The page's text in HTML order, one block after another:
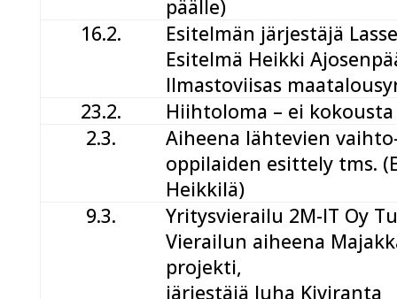
päälle)
16.2.
Esitelmän järjestäjä
Esitelmä Heikki
Ilmastoviisas
23.2.
Hiihtoloma – ei kokousta
2.3.
Aiheena lähtevien
oppilaiden esittely tms.
Heikkilä)
9.3.
Yritysvierailu 2M-IT Oy
Vierailun aiheena
projekti,
järjestäjä Juha Kiviranta